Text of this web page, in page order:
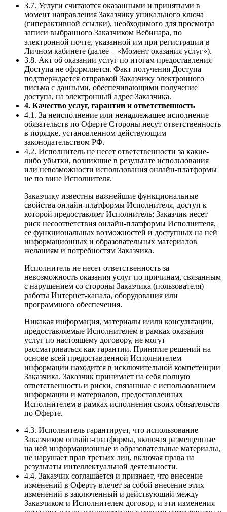
3.7. Услуги считаются оказанными и принятыми в
момент направления Заказчику уникального ключа
(гиперактивной ссылки), необходимого для просмотра
записи выбранного Заказчиком Вебинара, по
электронной почте, указанной им при регистрации в
Личном кабинете (далее – «Момент оказания услуг»).
3.8. Акт об оказании услуг по итогам предоставления
Доступа не оформляется. Факт получения Доступа
подтверждается отправкой Заказчику электронного
письма с данными, обеспечивающими получение
доступа, на электронный адрес Заказчика.
4. Качество услуг, гарантии и ответственность
4.1. За неисполнение или ненадлежащее исполнение
обязательств по Оферте Стороны несут ответственность
в порядке, установленном действующим
законодательством РФ.
4.2. Исполнитель не несет ответственности за какие-
либо убытки, возникшие в результате использования
или невозможности использования онлайн-платформы
не по вине Исполнителя.
Заказчику известны важнейшие функциональные
свойства онлайн-платформы Исполнителя, доступ к
которой предоставляет Исполнитель; Заказчик несет
риск несоответствия онлайн-платформы Исполнителя,
ее функциональных возможностей и доступных на ней
информационных и образовательных материалов
желаниям и потребностям Заказчика.
Исполнитель не несет ответственность за
невозможность оказания услуг по причинам, связанным
с нарушением со стороны Заказчика (пользователя)
работы Интернет-канала, оборудования или
программного обеспечения.
Никакая информация, материалы и/или консультации,
предоставляемые Исполнителем в рамках оказания
услуг по настоящему договору, не могут
рассматриваться как гарантии. Принятие решений на
основе всей предоставленной Исполнителем
информации находится в исключительной компетенции
Заказчика. Заказчик принимает на себя полную
ответственность и риски, связанные с использованием
информации и материалов, предоставленных
Исполнителем в рамках исполнения своих обязательств
по Оферте.
4.3. Исполнитель гарантирует, что использование
Заказчиком онлайн-платформы, включая размещенные
на ней информационные и образовательные материалы,
не нарушает прав третьих лиц, включая права на
результаты интеллектуальной деятельности.
4.4. Заказчик соглашается и признает, что внесение
изменений в Оферту влечет за собой внесение этих
изменений в заключенный и действующий между
Заказчиком и Исполнителем договор, и эти изменения